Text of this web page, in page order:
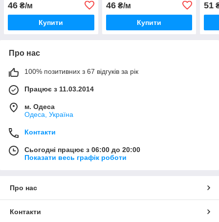
46 ₴/м
Купити
46₴/м
Купити
51
Про нас
100% позитивних з 67 відгуків за рік
Працює з 11.03.2014
м. Одеса
Одеса, Україна
Контакти
Сьогодні працює з 06:00 до 20:00
Показати весь графік роботи
Про нас
Контакти